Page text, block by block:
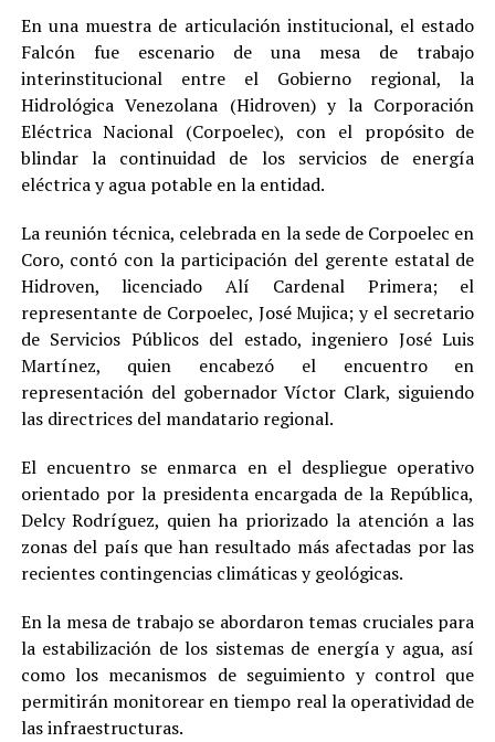
En una muestra de articulación institucional, el estado
Falcón fue escenario de una mesa de trabajo
interinstitucional entre el Gobierno regional, la
Hidrológica Venezolana (Hidroven) y la Corporación
Eléctrica Nacional (Corpoelec), con el propósito de
blindar la continuidad de los servicios de energía
eléctrica y agua potable en la entidad.
La reunión técnica, celebrada en la sede de Corpoelec en
Coro, contó con la participación del gerente estatal de
Hidroven, licenciado Alí Cardenal Primera; el
representante de Corpoelec, José Mujica; y el secretario
de Servicios Públicos del estado, ingeniero José Luis
Martínez, quien encabezó el encuentro en
representación del gobernador Víctor Clark, siguiendo
las directrices del mandatario regional.
El encuentro se enmarca en el despliegue operativo
orientado por la presidenta encargada de la República,
Delcy Rodríguez, quien ha priorizado la atención a las
zonas del país que han resultado más afectadas por las
recientes contingencias climáticas y geológicas.
En la mesa de trabajo se abordaron temas cruciales para
la estabilización de los sistemas de energía y agua, así
como los mecanismos de seguimiento y control que
permitirán monitorear en tiempo real la operatividad de
las infraestructuras.